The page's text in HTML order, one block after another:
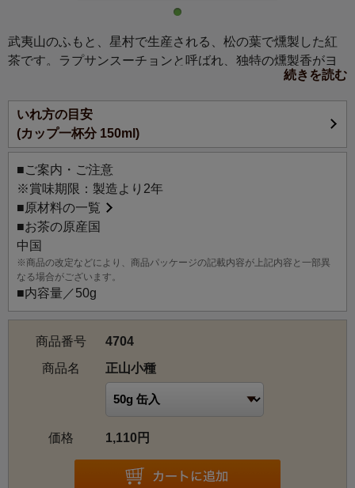
武夷山のふもと、星村で生産される、松の葉で燻製した紅
茶です。ラプサンスーチョンと呼ばれ、独特の燻製香がヨ
明るい褐色の新芽を含んだ茶葉。武夷山西部の福安県、星
村で生産される松の葉で燻製した大人の紅茶で、この香り
がヨーロッパ人を虜にしています。銘茶と言われる武夷岩
茶(烏龍茶)を数多く産出する中に在ってこの地域は紅茶が多
く生産されている。独特のスモーキーな香りは、チキンの
サンドィッチにもよく合うとされます。
続きを読む
いれ方の目安
(カップ一杯分 150ml)
■ご案内・ご注意
※賞味期限：製造より2年
■原材料の一覧
■お茶の原産国
中国
※商品の改定などにより、商品パッケージの記載内容が上記内容と一部異
なる場合がございます。
■内容量／50g
商品番号
4704
商品名
正山小種
価格 1,110円